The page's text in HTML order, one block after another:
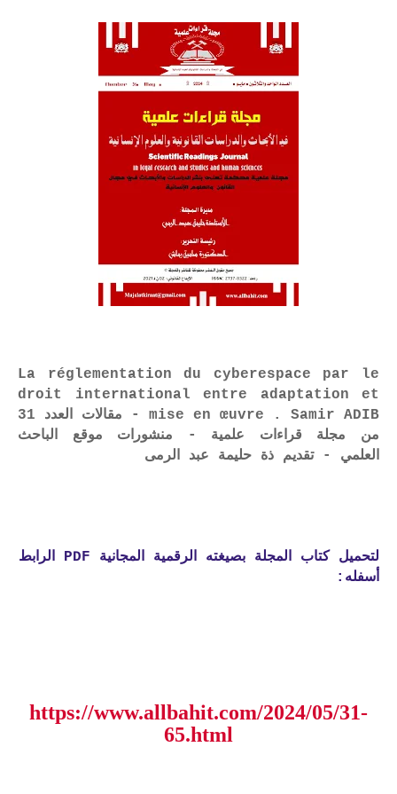
La réglementation du cyberespace par le
droit international entre adaptation et
mise en œuvre . Samir ADIB - مقالات العدد 31
من مجلة قراءات علمية - منشورات موقع الباحث
العلمي - تقديم ذة حليمة عبد الرمى
لتحميل كتاب المجلة بصيغته الرقمية المجانية PDF الرابط
أسفله:
https://www.allbahit.com/2024/05/31-
65.html